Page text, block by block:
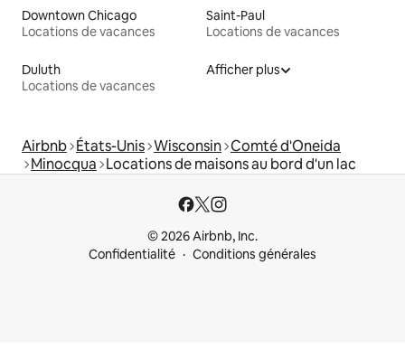
Downtown Chicago
Locations de vacances
Saint-Paul
Locations de vacances
Duluth
Locations de vacances
Afficher plus
Airbnb États-Unis Wisconsin Comté d'Oneida
Minocqua Locations de maisons au bord d'un lac
© 2026 Airbnb, Inc.
Confidentialité
Conditions générales